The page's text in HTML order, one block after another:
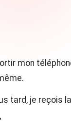
mon
tard, je reçois